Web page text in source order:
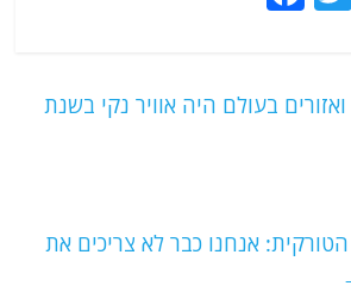
er
e
k
ואזורים בעולם היה אוויר נקי בשנת
אנחנו כבר לא צריכים את